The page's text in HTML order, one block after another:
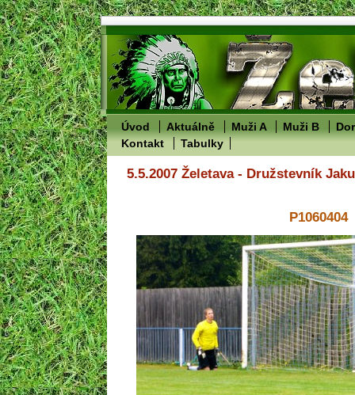
Úvod Aktuálně Muži A Muži B
Kontakt
Tabulky
5.5.2007 Želetava - Družstevník
P1060404